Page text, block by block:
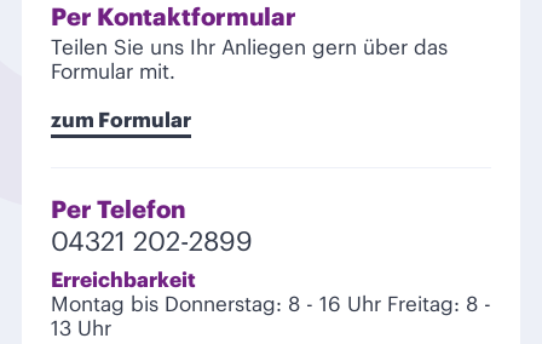
Per Kontaktformular
Teilen Sie uns Ihr Anliegen gern über das
Formular mit.
zum Formular
Per Telefon
04321 202-2899
Erreichbarkeit
Montag bis Donnerstag: 8 - 16 Uhr Freitag: 8 -
13 Uhr